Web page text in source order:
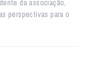
da associação,
perspectivas para o